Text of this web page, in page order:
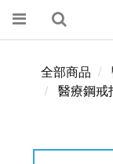
全部商品
醫療鋼戒